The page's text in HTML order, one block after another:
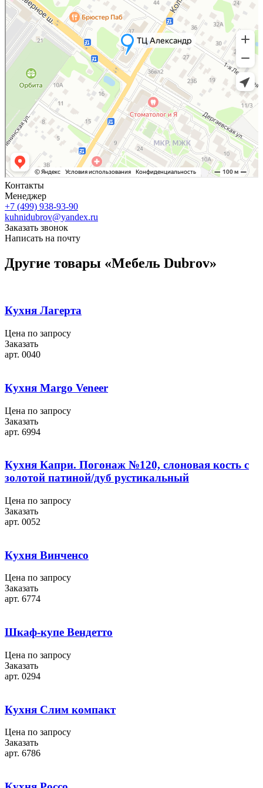
Контакты
Менеджер
+7 (499) 938-93-90
kuhnidubrov@yandex.ru
Заказать звонок
Написать на почту
Другие товары «Мебель Dubrov»
Кухня Лагерта
Цена по запросу
Заказать
арт. 0040
Кухня Margo Veneer
Цена по запросу
Заказать
арт. 6994
Кухня Капри. Погонаж №120, слоновая кость с
золотой патиной/дуб рустикальный
Цена по запросу
Заказать
арт. 0052
Кухня Винченсо
Цена по запросу
Заказать
арт. 6774
Шкаф-купе Вендетто
Цена по запросу
Заказать
арт. 0294
Кухня Слим компакт
Цена по запросу
Заказать
арт. 6786